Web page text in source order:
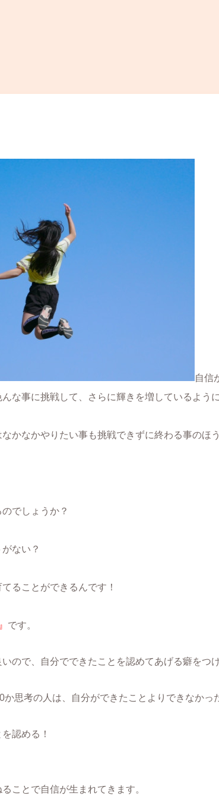
自信
な事に挑戦して、さらに輝きを増しているよう
かなかやりたい事も挑戦できずに終わる事のほ
でしょうか？
ない？
ることができるんです！
です。
ので、自分でできたことを認めてあげる癖をつ
か思考の人は、自分ができたことよりできなか
認める！
ことで自信が生まれてきます。